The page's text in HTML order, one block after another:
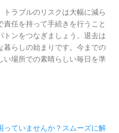
トラブルのリスクは大幅に減ら
任を持って手続きを行うこと
トンをつなぎましょう。退去は
暮らしの始まりです。今までの
い場所での素晴らしい毎日を準
っていませんか？スムーズに解